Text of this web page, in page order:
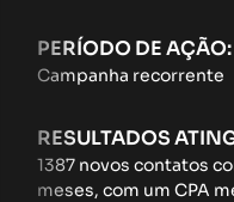
PERÍODO DE AÇÃO:
Campanha recorrente
RESULTADOS
1387 novos contatos
meses, com um CPA